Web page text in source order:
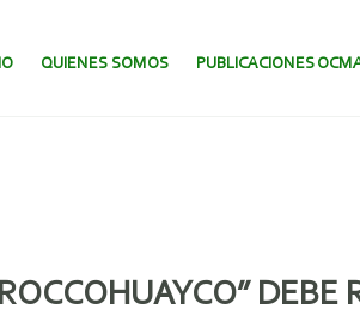
AL CONTENIDO.
QUIENES SOMOS PUBLICACIONES
DEBE